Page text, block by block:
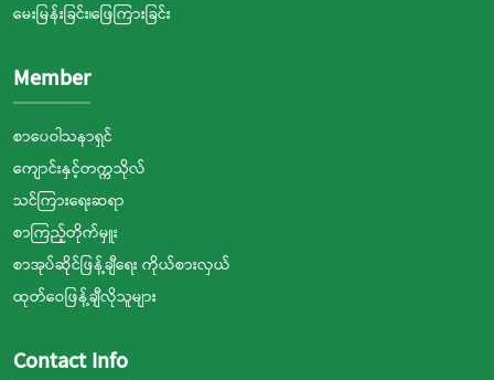
မေးမြန်းခြင်း၊ဖြေကြားခြင်း
Member
စာပေဝါသနာရှင်
ကျောင်းနှင့်တက္ကသိုလ်
သင်ကြားရေးဆရာ
စာကြည့်တိုက်မှူး
စာအုပ်ဆိုင်ဖြန့်ချီရေး ကိုယ်စားလှယ်
ထုတ်ဝေဖြန့်ချီလိုသူများ
Contact Info